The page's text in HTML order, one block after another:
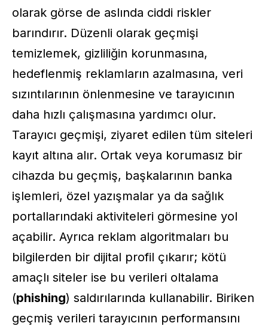
olarak görse de aslında ciddi riskler
barındırır. Düzenli olarak geçmişi
temizlemek, gizliliğin korunmasına,
hedeflenmiş reklamların azalmasına, veri
sızıntılarının önlenmesine ve tarayıcının
daha hızlı çalışmasına yardımcı olur.
Tarayıcı geçmişi, ziyaret edilen tüm siteleri
kayıt altına alır. Ortak veya korumasız bir
cihazda bu geçmiş, başkalarının banka
işlemleri, özel yazışmalar ya da sağlık
portallarındaki aktiviteleri görmesine yol
açabilir. Ayrıca reklam algoritmaları bu
bilgilerden bir dijital profil çıkarır; kötü
amaçlı siteler ise bu verileri oltalama
(phishing) saldırılarında kullanabilir. Biriken
geçmiş verileri tarayıcının performansını